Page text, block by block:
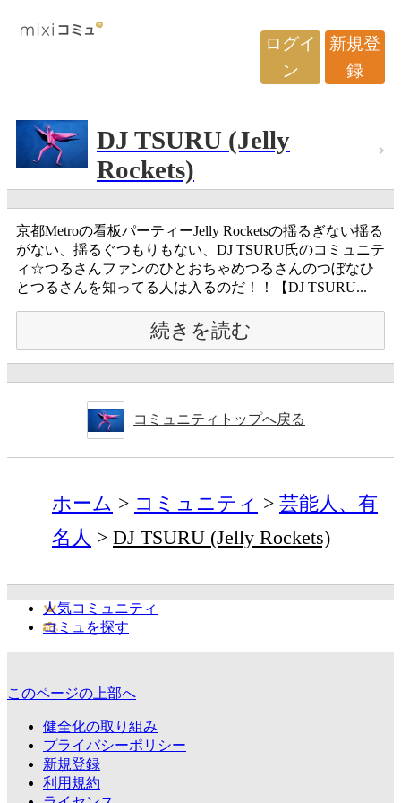
ログイ
ン
新規登
録
DJ TSURU (Jelly
Rockets)
京都Metroの看板パーティーJelly Rocketsの揺るぎない揺る
がない、揺るぐつもりもない、DJ TSURU氏のコミュニテ
ィ☆つるさんファンのひとおちゃめつるさんのつぼなひ
とつるさんを知ってる人は入るのだ！！【DJ TSURU...
続きを読む
コミュニティトップへ戻る
ホーム コミュニティ
芸能人、有
名人
DJ TSURU (Jelly Rockets)
人気コミュニティ
コミュを探す
このページの上部へ
健全化の取り組み
プライバシーポリシー
新規登録
利用規約